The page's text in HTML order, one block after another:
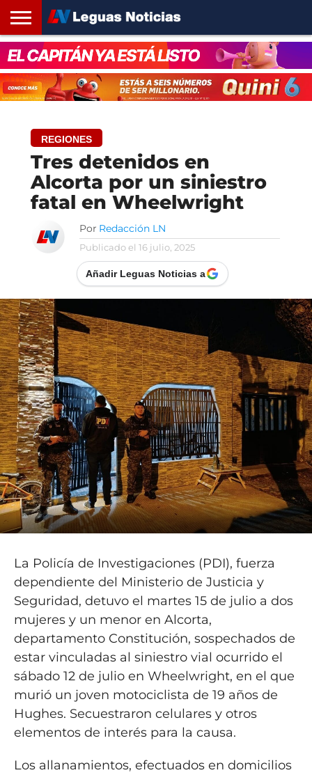
INICIO
SANTA
FE
ROSARIO24
REGIONES
ARGENTINA
OPINIÓN
CONTACTO
REGIONES
Tres detenidos en
Alcorta por un siniestro
fatal en Wheelwright
Por Redacción LN
Publicado el 16 julio, 2025
Añadir Leguas Noticias a
La Policía de Investigaciones (PDI), fuerza
dependiente del Ministerio de Justicia y
Seguridad, detuvo el martes 15 de julio a dos
mujeres y un menor en Alcorta,
departamento Constitución, sospechados de
estar vinculadas al siniestro vial ocurrido el
sábado 12 de julio en Wheelwright, en el que
murió un joven motociclista de 19 años de
Hughes. Secuestraron celulares y otros
elementos de interés para la causa.
Los allanamientos, efectuados en domicilios